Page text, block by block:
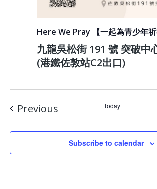
Here We Pray 【一起為青少年祈
九龍吳松街 191 號 突破中
(港鐵佐敦站C2出口)
PreviousEvents Today
Subscribe to calendar